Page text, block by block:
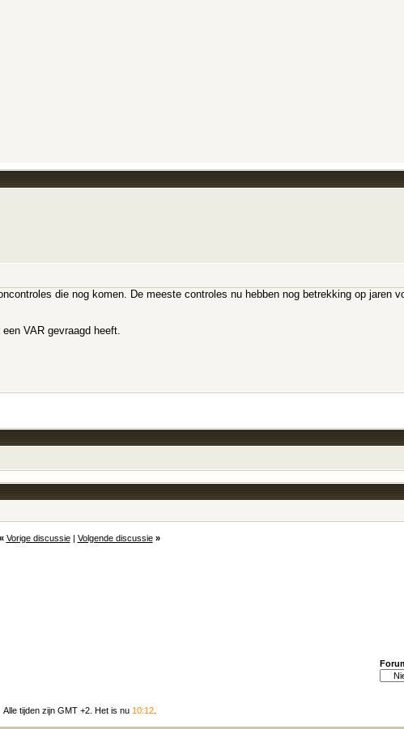
die nog komen. De meeste controles nu hebben nog betrekking op jaren
VAR gevraagd heeft.
« Vorige discussie| Volgende discussie »
Alle tijden zijn GMT +2. Het is nu 10:12.